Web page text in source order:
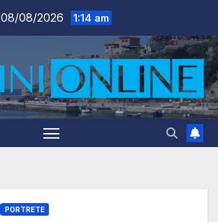
08/08/2026 1:14 am
PORTRETE